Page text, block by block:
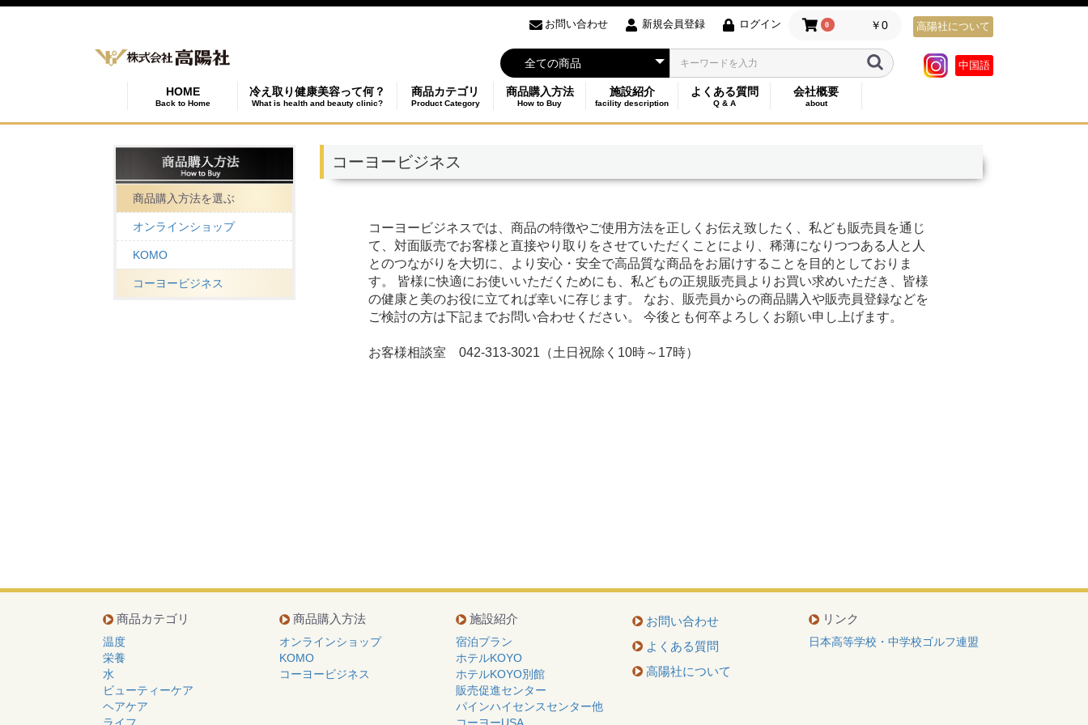
お問い合わせ 新規会員登録 ログイン 0 ￥0 高陽社について
中国語
HOME
Back to Home
冷え取り健康美容って何？
What is health and beauty clinic?
商品カテゴリ
Product Category
商品購入方法
How to Buy
施設紹介
facility description
よくある質問
Q & A
会社概要
about
商品購入方法を選ぶ
オンラインショップ
KOMO
コーヨービジネス
コーヨービジネス
コーヨービジネスでは、商品の特徴やご使用方法を正しくお伝え致したく、私ども販売員を通じ
て、対面販売でお客様と直接やり取りをさせていただくことにより、稀薄になりつつある人と人
とのつながりを大切に、より安心・安全で高品質な商品をお届けすることを目的としておりま
す。 皆様に快適にお使いいただくためにも、私どもの正規販売員よりお買い求めいただき、皆様
の健康と美のお役に立てれば幸いに存じます。 なお、販売員からの商品購入や販売員登録などを
ご検討の方は下記までお問い合わせください。 今後とも何卒よろしくお願い申し上げます。
お客様相談室 042-313-3021（土日祝除く10時～17時）
商品カテゴリ
温度
栄養
水
ビューティーケア
ヘアケア
商品購入方法
オンラインショップ
KOMO
コーヨービジネス
施設紹介
宿泊プラン
ホテルKOYO
ホテルKOYO別館
販売促進センター
パインハイセンスセンター他
お問い合わせ
よくある質問
高陽社について
リンク
日本高等学校・中学校ゴルフ連盟